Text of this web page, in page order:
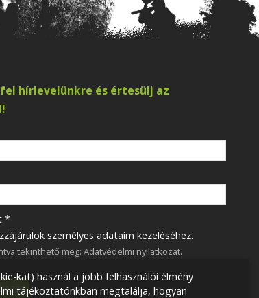
hírlevelünkre és értesülj az
*
személyes adataim kezeléséhez.
tekinthető meg: Adatvédelmi nyilatkozat.
kat) használ a jobb felhasználói élmény
tájékoztatónkban megtalálja, hogyan